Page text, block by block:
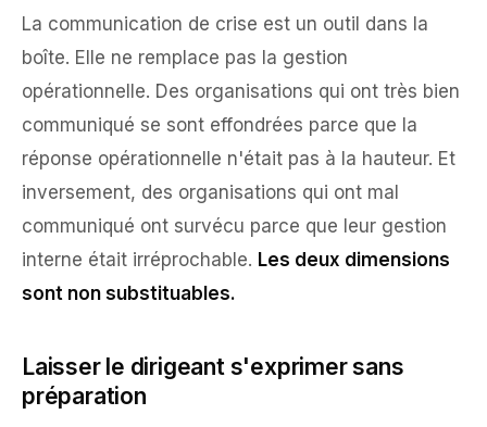
La communication de crise est un outil dans la
boîte. Elle ne remplace pas la gestion
opérationnelle. Des organisations qui ont très bien
communiqué se sont effondrées parce que la
réponse opérationnelle n'était pas à la hauteur. Et
inversement, des organisations qui ont mal
communiqué ont survécu parce que leur gestion
interne était irréprochable. Les deux dimensions
sont non substituables.
Laisser le dirigeant s'exprimer sans
préparation